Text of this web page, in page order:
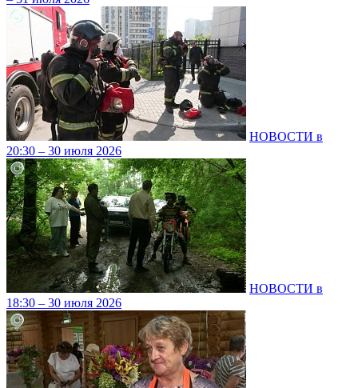
НОВОСТИ в
20:30 – 30 июля 2026
НОВОСТИ в
18:30 – 30 июля 2026